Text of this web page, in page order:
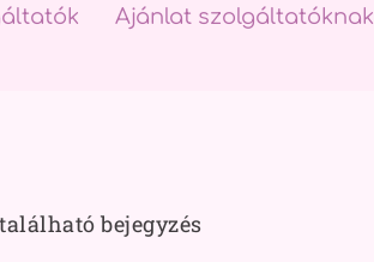
Ajánlat szolgáltatóknak
bejegyzés